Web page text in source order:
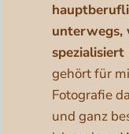
unterwegs,
spezialisiert
gehört für
Fotografie
und ganz